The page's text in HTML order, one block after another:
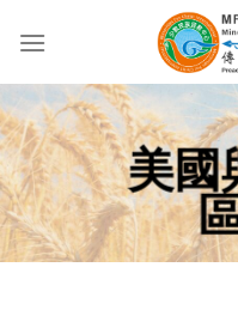
美國